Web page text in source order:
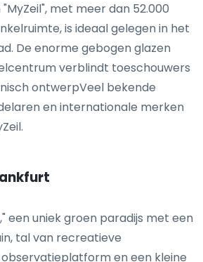
met meer dan 52.000
is ideaal gelegen in het
De enorme gebogen glazen
verblindt toeschouwers
ontwerpVeel bekende
en internationale merken
een uniek groen paradijs met een
tal van recreatieve
en een kleine